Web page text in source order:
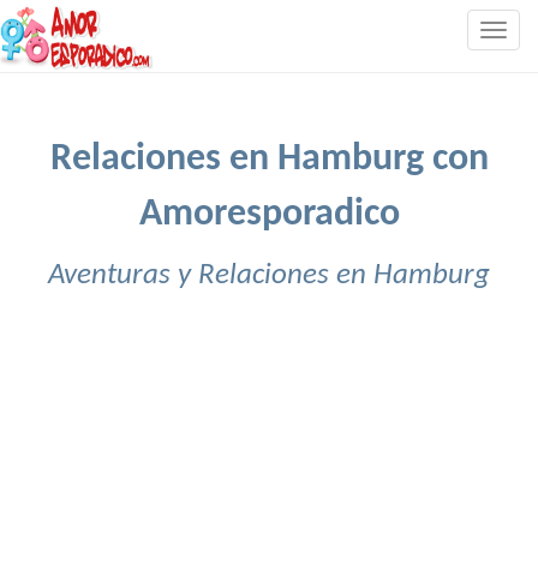
Relaciones en Hamburg con
Amoresporadico
Aventuras y Relaciones en Hamburg